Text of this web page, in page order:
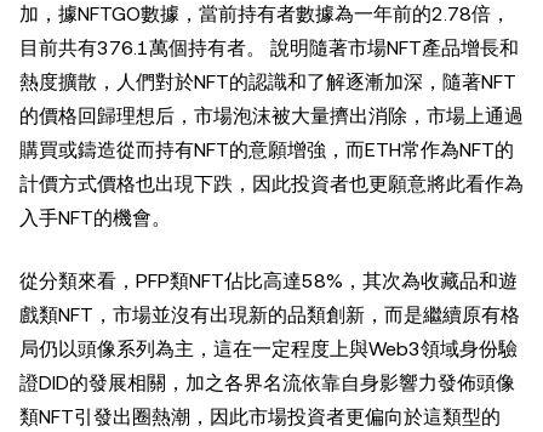
加，據NFTGO數據，當前持有者數據為一年前的2.78倍，
目前共有376.1萬個持有者。 說明隨著市場NFT產品增長和
熱度擴散，人們對於NFT的認識和了解逐漸加深，隨著NFT
的價格回歸理想后，市場泡沫被大量擠出消除，市場上通過
購買或鑄造從而持有NFT的意願增強，而ETH常作為NFT的
計價方式價格也出現下跌，因此投資者也更願意將此看作為
入手NFT的機會。
從分類來看，PFP類NFT佔比高達58%，其次為收藏品和遊
戲類NFT，市場並沒有出現新的品類創新，而是繼續原有格
局仍以頭像系列為主，這在一定程度上與Web3領域身份驗
證DID的發展相關，加之各界名流依靠自身影響力發佈頭像
類NFT引發出圈熱潮，因此市場投資者更偏向於這類型的